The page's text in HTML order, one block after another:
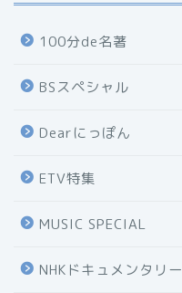
100分de名著
BSスペシャル
Dearにっぽん
ETV特集
MUSIC SPECIAL
NHKドキュメンタリー